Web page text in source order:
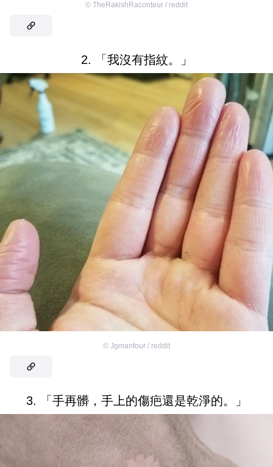
© TheRakishRaconteur / reddit
2. 「我沒有指紋。」
© Jgmanfour / reddit
3. 「手再髒，手上的傷疤還是乾淨的。」